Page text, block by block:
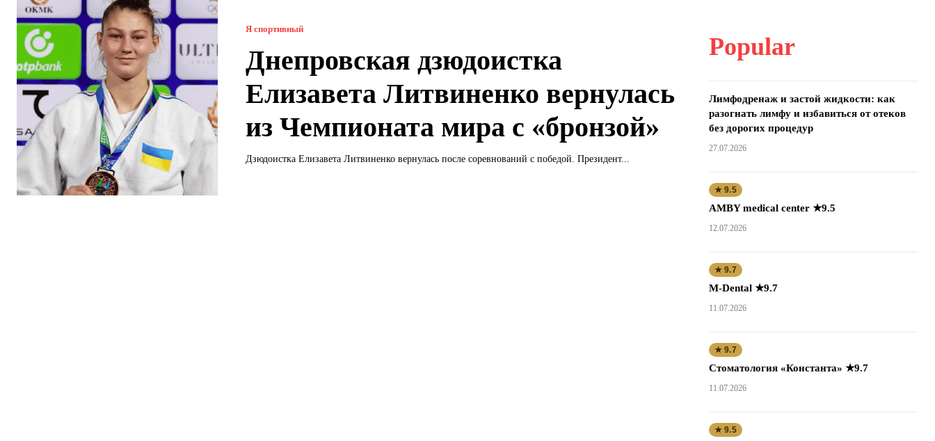
Я спортивный
Днепровская дзюдоистка
Елизавета Литвиненко вернулась
из Чемпионата мира с «бронзой»
Дзюдоистка Елизавета Литвиненко вернулась после соревнований с победой. Президент...
Popular
Лимфодренаж и застой жидкости: как
разогнать лимфу и избавиться от отеков
без дорогих процедур
27.07.2026
★ 9.5
AMBY medical center ★9.5
12.07.2026
★ 9.7
M-Dental ★9.7
11.07.2026
★ 9.7
Стоматология «Константа» ★9.7
11.07.2026
★ 9.5